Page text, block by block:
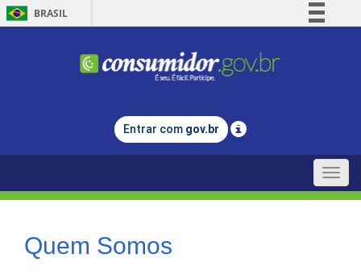
BRASIL
Comunica BR
Legislação
Entrar com gov.br
Toggle
Quem Somos